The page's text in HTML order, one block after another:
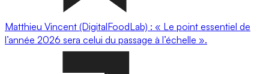
Matthieu Vincent (DigitalFoodLab) : « Le point essentiel de
l’année 2026 sera celui du passage à l’échelle ».